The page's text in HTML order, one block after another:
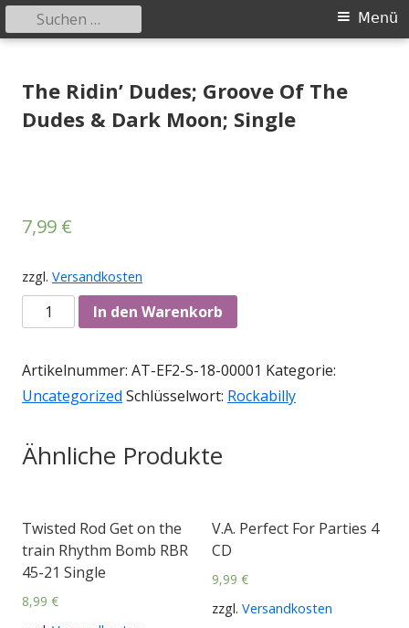
zum
Primäres
Menü
Suchen
nach:
The Ridin’ Dudes; Groove Of The
Dudes & Dark Moon; Single
7,99 €
zzgl. Versandkosten
Anzahl In den Warenkorb
Artikelnummer: AT-EF2-S-18-00001 Kategorie:
Uncategorized Schlüsselwort: Rockabilly
Ähnliche Produkte
Twisted Rod Get on the
train Rhythm Bomb RBR
45-21 Single
8,99 €
V.A. Perfect For Parties 4
CD
9,99 €
zzgl. Versandkosten